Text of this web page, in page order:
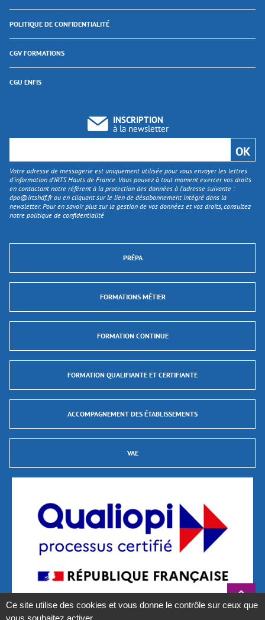
POLITIQUE DE CONFIDENTIALITÉ
CGV FORMATIONS
CGU ENFIS
INSCRIPTION
à la newsletter
Votre adresse de messagerie est uniquement utilisée pour vous envoyer les lettres
d'information d’IRTS Hauts de France. Vous pouvez à tout moment exercer vos droits
en contactant notre référent à la protection des données à l’adresse suivante :
dpo@irtshdf.frou en cliquant sur le lien de désabonnement intégré dans la
newsletter. Pour en savoir plus sur la gestion de vos données et vos droits, consultez
notre politique de confidentialité
PRÉPA
FORMATIONS MÉTIER
FORMATION CONTINUE
FORMATION QUALIFIANTE ET CERTIFIANTE
ACCOMPAGNEMENT DES ÉTABLISSEMENTS
VAE
Ce site utilise des cookies et vous donne le contrôle sur ceux que
vous souhaitez activer